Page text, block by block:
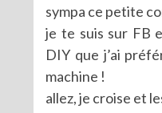
sympa ce petite
je te suis sur FB
DIY que j’ai
machine !
allez, je croise et